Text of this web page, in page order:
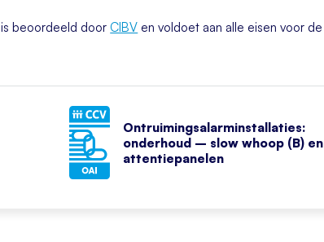
is beoordeeld door CIBV en voldoet aan alle eisen voor de
Ontruimingsalarminstallaties:
onderhoud – slow whoop (B) en
attentiepanelen